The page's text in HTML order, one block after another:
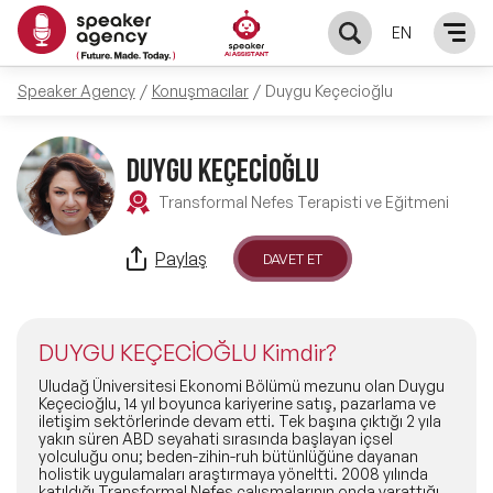
EN
KONUŞMACILAR
Yerel Konuşmacılar
Global Konuşmacılar
Exclusive Konuşmacılar
Tüm Konuşmacılar
KONULAR
Öne Çıkan Konular
Ünlü Konuşmacılar
İlham Veren Konuşmacılar
İlham Veren Kadın Konuşmacılar
ÇÖZÜMLER
Master Class Workshop
Akış Sunumu & Moderasyon
HAKKIMIZDA
Biz Kimiz?
BLOG
Speaker Agency Konuşmacılar Duygu Keçecioğlu
DUYGU KEÇECİOĞLU
Transformal Nefes Terapisti ve Eğitmeni
Paylaş DAVET ET
DUYGU KEÇECİOĞLU Kimdir?
Uludağ Üniversitesi Ekonomi Bölümü mezunu olan Duygu
Keçecioğlu, 14 yıl boyunca kariyerine satış, pazarlama ve
iletişim sektörlerinde devam etti. Tek başına çıktığı 2 yıla
yakın süren ABD seyahati sırasında başlayan içsel
yolculuğu onu; beden-zihin-ruh bütünlüğüne dayanan
holistik uygulamaları araştırmaya yöneltti. 2008 yılında